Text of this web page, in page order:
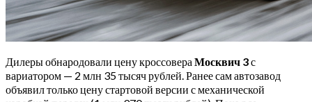
Дилеры обнародовали цену кроссовера Москвич 3с
вариатором — 2 млн 35 тысяч рублей. Ранее сам автозавод
объявил только цену стартовой версии с механической